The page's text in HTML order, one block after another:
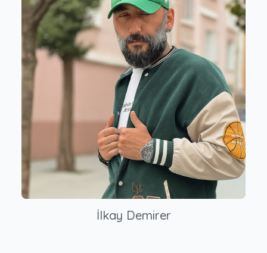
İlkay Demirer